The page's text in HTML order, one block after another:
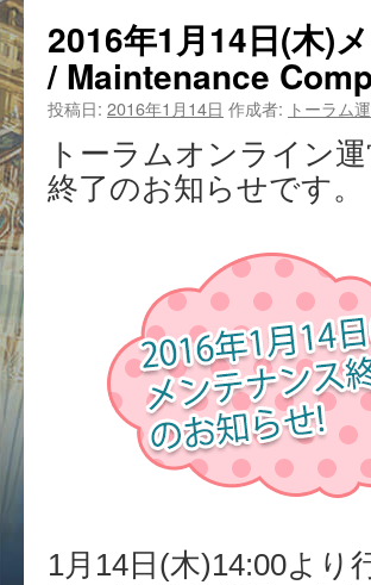
2016年1月14日(木)
/ Maintenance
投稿日: 2016年1月14日 作成者: トーラム
トーラムオンライン
終了のお知らせです。
1月14日(木)14:00よ